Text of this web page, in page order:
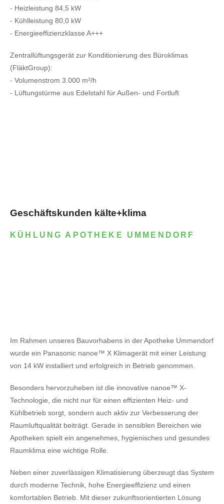
- Heizleistung 84,5 kW
- Kühlleistung 80,0 kW
- Energieeffizienzklasse A+++
Zentrallüftungsgerät zur Konditionierung des Büroklimas
(FläktGroup):
- Volumenstrom 3.000 m³/h
- Lüftungstürme aus Edelstahl für Außen- und Fortluft
Geschäftskunden kälte+klima
KÜHLUNG APOTHEKE UMMENDORF
Im Rahmen unseres Bauvorhabens in der Apotheke Ummendorf
wurde ein Panasonic nanoe™ X Klimagerät mit einer Leistung
von 14 kW installiert und erfolgreich in Betrieb genommen.
Besonders hervorzuheben ist die innovative nanoe™ X-
Technologie, die nicht nur für einen effizienten Heiz- und
Kühlbetrieb sorgt, sondern auch aktiv zur Verbesserung der
Raumluftqualität beiträgt. Gerade in sensiblen Bereichen wie
Apotheken spielt ein angenehmes, hygienisches und gesundes
Raumklima eine wichtige Rolle.
Neben einer zuverlässigen Klimatisierung überzeugt das System
durch moderne Technik, hohe Energieeffizienz und einen
komfortablen Betrieb. Mit dieser zukunftsorientierten Lösung